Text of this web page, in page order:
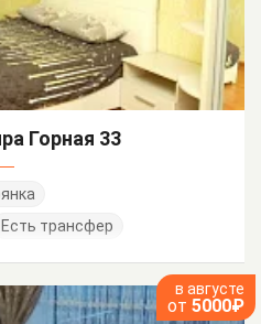
Горная 33
Есть трансфер
в августе
от 5000₽